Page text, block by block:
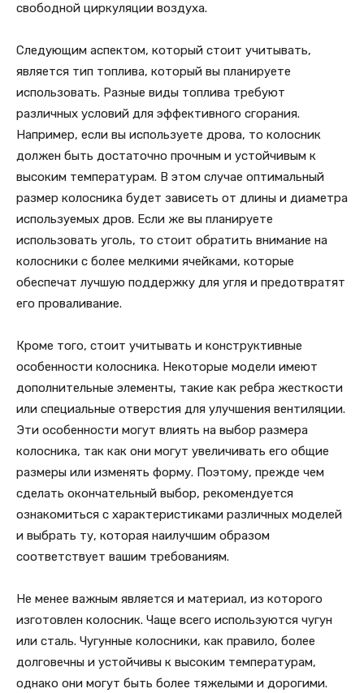
свободной циркуляции воздуха.
Следующим аспектом, который стоит учитывать,
является тип топлива, который вы планируете
использовать. Разные виды топлива требуют
различных условий для эффективного сгорания.
Например, если вы используете дрова, то колосник
должен быть достаточно прочным и устойчивым к
высоким температурам. В этом случае оптимальный
размер колосника будет зависеть от длины и диаметра
используемых дров. Если же вы планируете
использовать уголь, то стоит обратить внимание на
колосники с более мелкими ячейками, которые
обеспечат лучшую поддержку для угля и предотвратят
его проваливание.
Кроме того, стоит учитывать и конструктивные
особенности колосника. Некоторые модели имеют
дополнительные элементы, такие как ребра жесткости
или специальные отверстия для улучшения вентиляции.
Эти особенности могут влиять на выбор размера
колосника, так как они могут увеличивать его общие
размеры или изменять форму. Поэтому, прежде чем
сделать окончательный выбор, рекомендуется
ознакомиться с характеристиками различных моделей
и выбрать ту, которая наилучшим образом
соответствует вашим требованиям.
Не менее важным является и материал, из которого
изготовлен колосник. Чаще всего используются чугун
или сталь. Чугунные колосники, как правило, более
долговечны и устойчивы к высоким температурам,
однако они могут быть более тяжелыми и дорогими.